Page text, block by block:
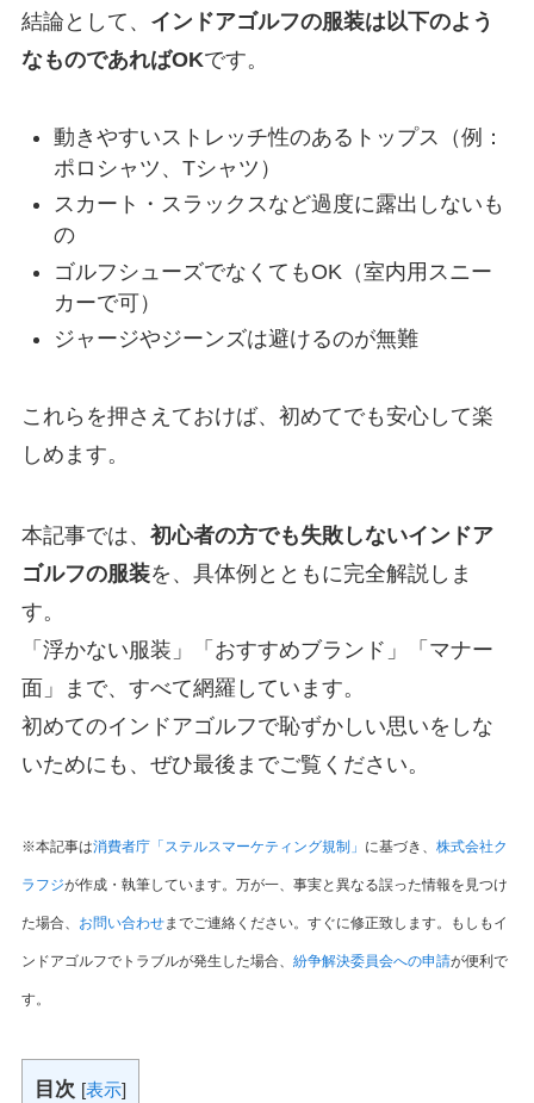
結論として、 インドアゴルフの服装は以下のよう
なものであればOKです。
動きやすいストレッチ性のあるトップス（例：
ポロシャツ、Tシャツ）
スカート・スラックスなど過度に露出しないも
の
ゴルフシューズでなくてもOK（室内用スニー
カーで可）
ジャージやジーンズは避けるのが無難
これらを押さえておけば、初めてでも安心して楽
しめます。
本記事では、 初心者の方でも失敗しないインドア
ゴルフの服装を、具体例とともに完全解説しま
す。
「浮かない服装」「おすすめブランド」「マナー
面」まで、すべて網羅しています。
初めてのインドアゴルフで恥ずかしい思いをしな
いためにも、ぜひ最後までご覧ください。
※本記事は消費者庁「ステルスマーケティング規制」 に基づき、 株式会社ク
ラフジが作成・執筆しています。万が一、事実と異なる誤った情報を見つけ
た場合、 お問い合わせまでご連絡ください。すぐに修正致します。もしもイ
ンドアゴルフでトラブルが発生した場合、 紛争解決委員会への申請が便利で
す。
目次 [表示]